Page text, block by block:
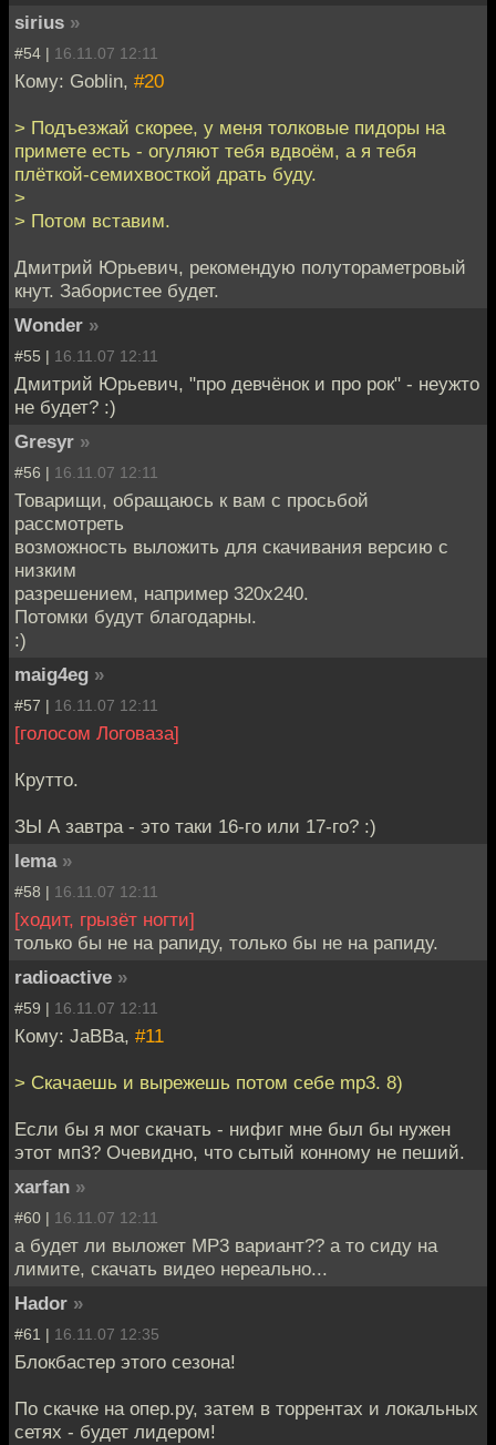
sirius »
#54 | 16.11.07 12:11
Кому: Goblin, #20
> Подъезжай скорее, у меня толковые пидоры на
примете есть - огуляют тебя вдвоём, а я тебя
плёткой-семихвосткой драть буду.
>
> Потом вставим.
Дмитрий Юрьевич, рекомендую полутораметровый
кнут. Забористее будет.
Wonder »
#55 | 16.11.07 12:11
Дмитрий Юрьевич, "про девчёнок и про рок" - неужто
не будет? :)
Gresyr »
#56 | 16.11.07 12:11
Товарищи, обращаюсь к вам с просьбой
рассмотреть
возможность выложить для скачивания версию с
низким
разрешением, например 320х240.
Потомки будут благодарны.
:)
maig4eg »
#57 | 16.11.07 12:11
[голосом Логоваза]
Крутто.
ЗЫ А завтра - это таки 16-го или 17-го? :)
lema »
#58 | 16.11.07 12:11
[ходит, грызёт ногти]
только бы не на рапиду, только бы не на рапиду.
radioactive »
#59 | 16.11.07 12:11
Кому: JaBBa, #11
> Скачаешь и вырежешь потом себе mp3. 8)
Если бы я мог скачать - нифиг мне был бы нужен
этот мп3? Очевидно, что сытый конному не пеший.
xarfan »
#60 | 16.11.07 12:11
а будет ли выложет MP3 вариант?? а то сиду на
лимите, скачать видео нереально...
Hador »
#61 | 16.11.07 12:35
Блокбастер этого сезона!
По скачке на опер.ру, затем в торрентах и локальных
сетях - будет лидером!